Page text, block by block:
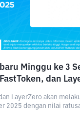
Minggu ke 3
dan
LayerZero akan
2025 dengan nilai